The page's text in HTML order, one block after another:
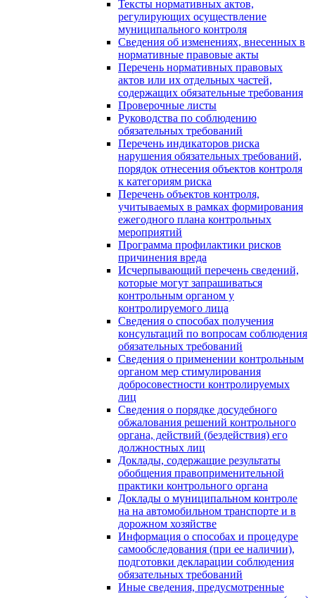
Тексты нормативных актов,
регулирующих осуществление
муниципального контроля
Сведения об изменениях, внесенных в
нормативные правовые акты
Перечень нормативных правовых
актов или их отдельных частей,
содержащих обязательные требования
Проверочные листы
Руководства по соблюдению
обязательных требований
Перечень индикаторов риска
нарушения обязательных требований,
порядок отнесения объектов контроля
к категориям риска
Перечень объектов контроля,
учитываемых в рамках формирования
ежегодного плана контрольных
мероприятий
Программа профилактики рисков
причинения вреда
Исчерпывающий перечень сведений,
которые могут запрашиваться
контрольным органом у
контролируемого лица
Сведения о способах получения
консультаций по вопросам соблюдения
обязательных требований
Сведения о применении контрольным
органом мер стимулирования
добросовестности контролируемых
лиц
Сведения о порядке досудебного
обжалования решений контрольного
органа, действий (бездействия) его
должностных лиц
Доклады, содержащие результаты
обобщения правоприменительной
практики контрольного органа
Доклады о муниципальном контроле
на на автомобильном транспорте и в
дорожном хозяйстве
Информация о способах и процедуре
самообследования (при ее наличии),
подготовки декларации соблюдения
обязательных требований
Иные сведения, предусмотренные